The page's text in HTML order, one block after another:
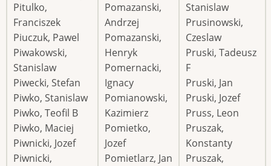
Pitulko,
Franciszek
Piuczuk, Pawel
Piwakowski,
Stanislaw
Piwecki, Stefan
Piwko, Stanislaw
Piwko, Teofil B
Piwko, Maciej
Piwnicki, Jozef
Piwnicki,
Pomazanski,
Andrzej
Pomazanski,
Henryk
Pomernacki,
Ignacy
Pomianowski,
Kazimierz
Pomietko,
Jozef
Pomietlarz, Jan
Stanislaw
Prusinowski,
Czeslaw
Pruski, Tadeusz
F
Pruski, Jan
Pruski, Jozef
Pruss, Leon
Pruszak,
Konstanty
Pruszak,